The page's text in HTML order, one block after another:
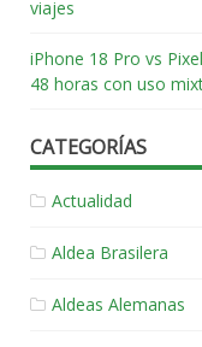
viajes
iPhone 18 Pro vs
48 horas con uso
CATEGORÍAS
Actualidad
Aldea Brasilera
Aldeas Alemanas